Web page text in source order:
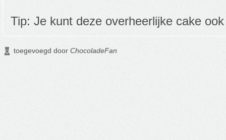
Tip: Je kunt deze overheerlijke cake
toegevoegd door ChocoladeFan